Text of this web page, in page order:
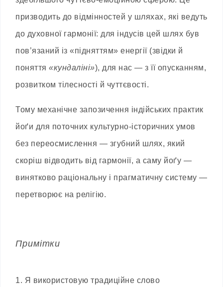
призводить до відмінностей у шляхах, які ведуть
до духовної гармонії: для індусів цей шлях був
пов’язаний із «підняттям» енергії (звідки й
поняття «кундаліні»), для нас — з її опусканням,
розвитком тілесності й чуттєвості.
Тому механічне запозичення індійських практик
йоґи для поточних культурно-історичних умов
без переосмислення — згубний шлях, який
скоріш відводить від гармонії, а саму йоґу —
винятково раціональну і прагматичну систему —
перетворює на релігію.
Примітки
1. Я використовую традиційне слово